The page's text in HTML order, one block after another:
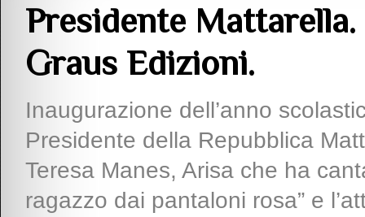
Presidente
Graus Edizioni.
Inaugurazione dell’anno
Presidente della Repubblica
Teresa Manes, Arisa che ha
ragazzo dai pantaloni rosa” e